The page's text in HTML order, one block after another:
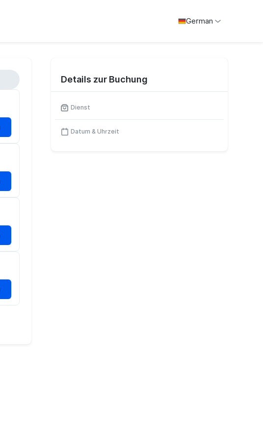
German
Details zur Buchung
Dienst
Datum & Uhrzeit